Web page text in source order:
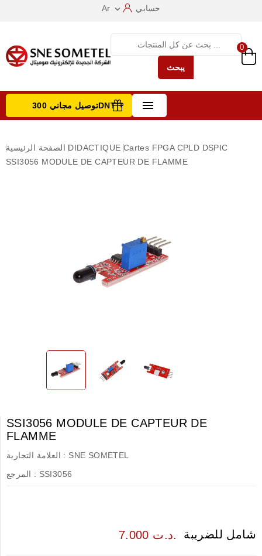
Ar  حسابي
يبحث
0
 توصيل مجاني 300DNT +
الصفحة الرئيسية DIDACTIQUE Cartes FPGA CPLD DSPIC
SSI3056 MODULE DE CAPTEUR DE FLAMME
SSI3056 MODULE DE CAPTEUR DE
FLAMME
العلامة التجارية : SNE SOMETEL
المرجع : SSI3056
7.000 د.ت. شامل للضريبة